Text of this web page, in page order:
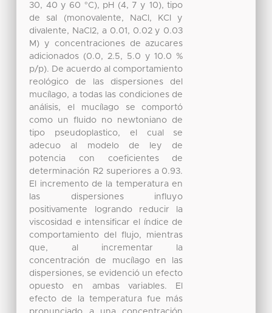
30, 40 y 60 °C), pH (4, 7 y 10), tipo
de sal (monovalente, NaCl, KCl y
divalente, NaCl2, a 0.01, 0.02 y 0.03
M) y concentraciones de azucares
adicionados (0.0, 2.5, 5.0 y 10.0 %
p/p). De acuerdo al comportamiento
reológico de las dispersiones del
mucílago, a todas las condiciones de
análisis, el mucílago se comportó
como un fluido no newtoniano de
tipo pseudoplastico, el cual se
adecuo al modelo de ley de
potencia con coeficientes de
determinación R2 superiores a 0.93.
El incremento de la temperatura en
las dispersiones influyo
positivamente logrando reducir la
viscosidad e intensificar el índice de
comportamiento del flujo, mientras
que, al incrementar la
concentración de mucílago en las
dispersiones, se evidenció un efecto
opuesto en ambas variables. El
efecto de la temperatura fue más